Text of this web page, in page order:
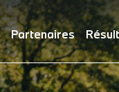
Partenaires